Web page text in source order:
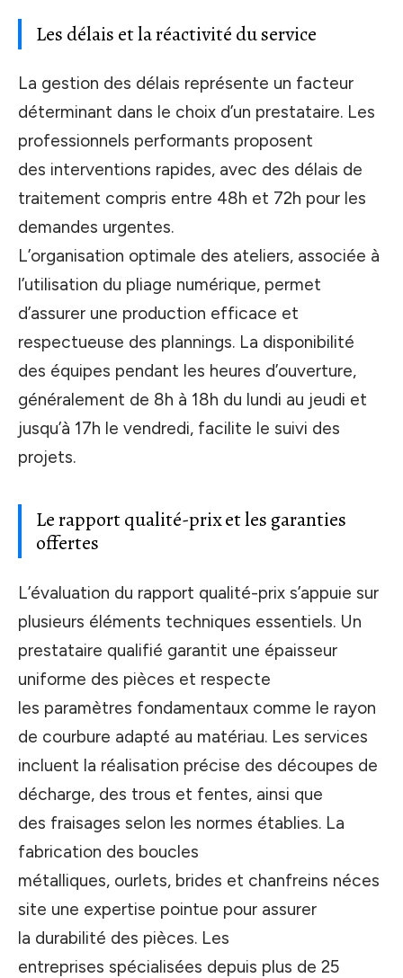
Les délais et la réactivité du service
La gestion des délais représente un facteur
déterminant dans le choix d’un prestataire. Les
professionnels performants proposent
des interventions rapides, avec des délais de
traitement compris entre 48h et 72h pour les
demandes urgentes.
L’organisation optimale des ateliers, associée à
l’utilisation du pliage numérique, permet
d’assurer une production efficace et
respectueuse des plannings. La disponibilité
des équipes pendant les heures d’ouverture,
généralement de 8h à 18h du lundi au jeudi et
jusqu’à 17h le vendredi, facilite le suivi des
projets.
Le rapport qualité-prix et les garanties
offertes
L’évaluation du rapport qualité-prix s’appuie sur
plusieurs éléments techniques essentiels. Un
prestataire qualifié garantit une épaisseur
uniforme des pièces et respecte
les paramètres fondamentaux comme le rayon
de courbure adapté au matériau. Les services
incluent la réalisation précise des découpes de
décharge, des trous et fentes, ainsi que
des fraisages selon les normes établies. La
fabrication des boucles
métalliques, ourlets, brides et chanfreins néces
site une expertise pointue pour assurer
la durabilité des pièces. Les
entreprises spécialisées depuis plus de 25